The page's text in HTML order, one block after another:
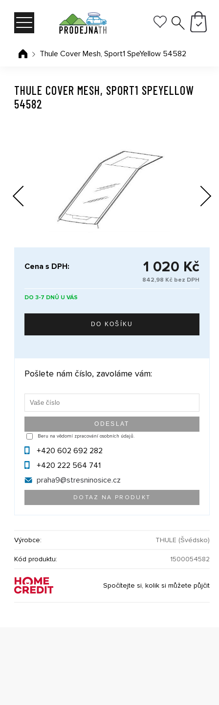
Thule Cover Mesh, Sport1 SpeYellow 54582
Previous Next
THULE COVER MESH, SPORT1 SPEYELLOW
54582
Cena s DPH: 1 020 Kč
842,98 Kč bez DPH
DO 3-7 DNŮ U VÁS
Pošlete nám číslo, zavoláme vám:
Beru na vědomí zpracování osobních údajů.
+420 602 692 282
+420 222 564 741
praha9@stresninosice.cz
DOTAZ NA PRODUKT
Výrobce: THULE (Švédsko)
Kód produktu: 1500054582
Spočítejte si, kolik si můžete půjčit